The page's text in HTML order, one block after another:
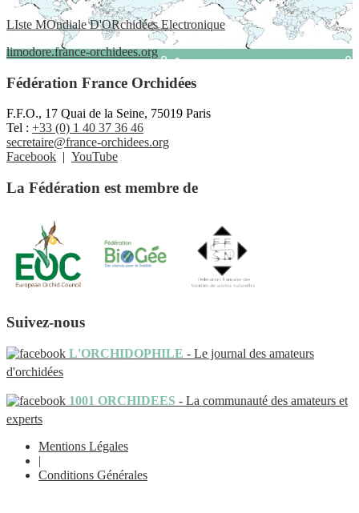
LIste MOndiale D'ORchidées Electronique
limodore.france-orchidees.org
Fédération France Orchidées
F.F.O., 17 Quai de la Seine, 75019 Paris
Tel : +33 (0) 1 40 37 36 46
secretaire@france-orchidees.org
Facebook | YouTube
La Fédération est membre de
Suivez-nous
L'ORCHIDOPHILE - Le journal des amateurs
d'orchidées
1001 ORCHIDEES - La communauté des amateurs et
experts
Mentions Légales
|
Conditions Générales